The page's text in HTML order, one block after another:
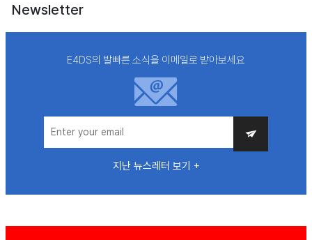
Newsletter
E4DS의 발빠른 소식을 이메일로 받아보세요
지난 뉴스레터 보기 +